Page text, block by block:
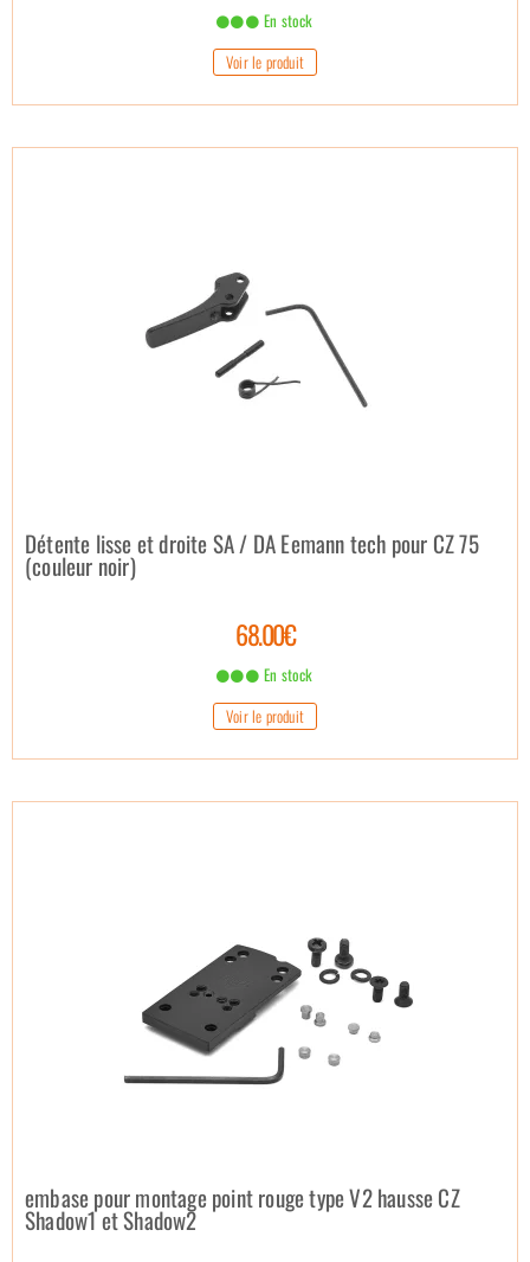
En stock
Voir le produit
Détente lisse et droite SA / DA Eemann tech pour CZ 75
(couleur noir)
68.00€
En stock
Voir le produit
embase pour montage point rouge type V2 hausse CZ
Shadow1 et Shadow2